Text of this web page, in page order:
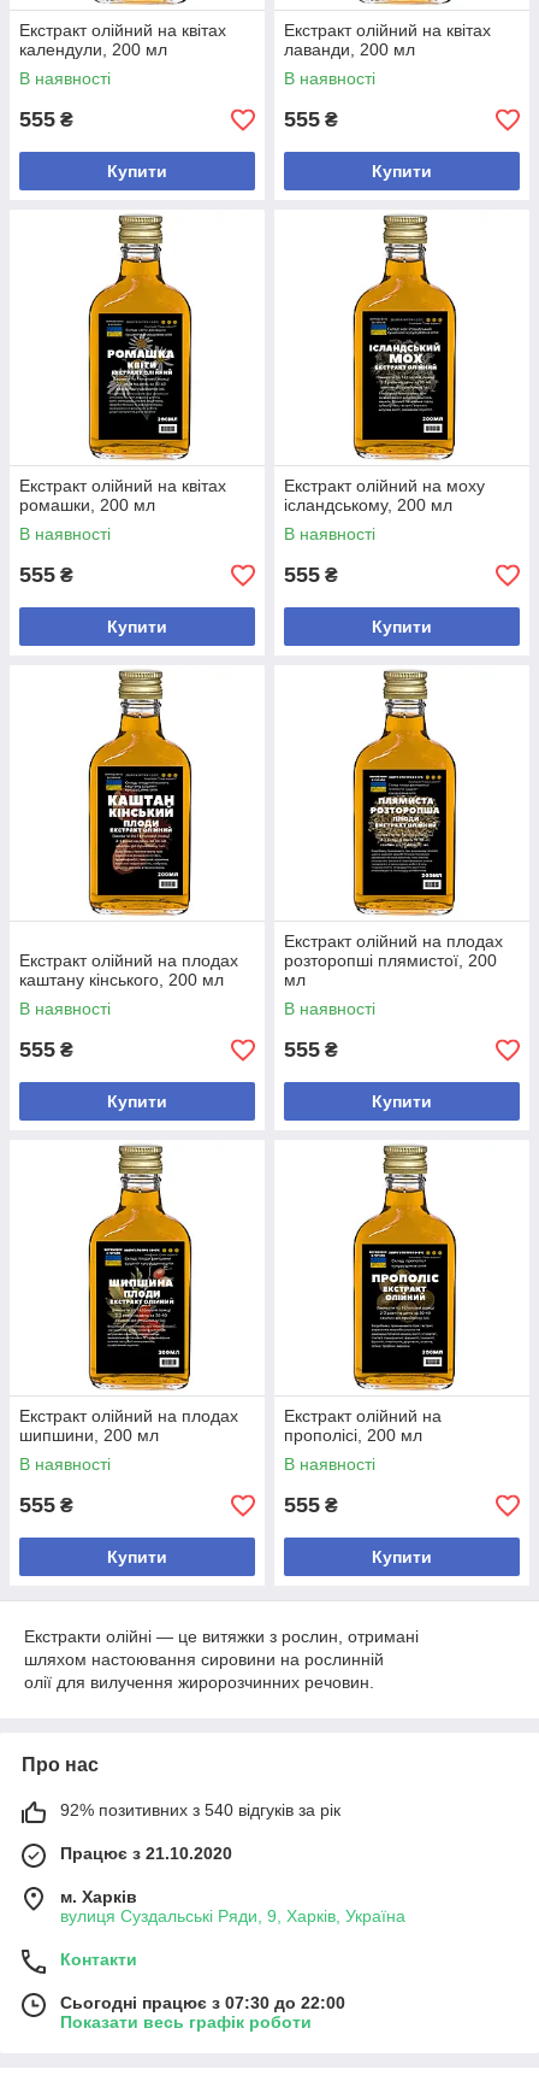
Екстракт олійний на квітах
календули, 200 мл
В наявності
555 ₴
Купити
Екстракт олійний на квітах
лаванди, 200 мл
В наявності
555 ₴
Купити
Екстракт олійний на квітах
ромашки, 200 мл
В наявності
555 ₴
Купити
Екстракт олійний на моху
ісландському, 200 мл
В наявності
555 ₴
Купити
Екстракт олійний на плодах
каштану кінського, 200 мл
В наявності
555 ₴
Купити
Екстракт олійний на плодах
розторопші плямистої, 200
мл
В наявності
555 ₴
Купити
Екстракт олійний на плодах
шипшини, 200 мл
В наявності
555 ₴
Купити
Екстракт олійний на
прополісі, 200 мл
В наявності
555 ₴
Купити
Екстракти олійні — це витяжки з рослин, отримані
шляхом настоювання сировини на рослинній
олії для вилучення жиророзчинних речовин.
Про нас
92% позитивних з 540 відгуків за рік
Працює з 21.10.2020
м. Харків
вулиця Суздальські Ряди, 9, Харків, Україна
Контакти
Сьогодні працює з 07:30 до 22:00
Показати весь графік роботи